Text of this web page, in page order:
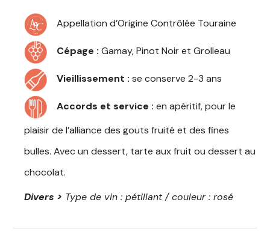
Appellation d’Origine Contrôlée Touraine
Cépage : Gamay, Pinot Noir et Grolleau
Vieillissement : se conserve 2-3 ans
Accords et service :en apéritif, pour le
plaisir de l’alliance des gouts fruité et des fines
bulles. Avec un dessert, tarte aux fruit ou dessert au
chocolat.
Divers > Type de vin : pétillant / couleur : rosé